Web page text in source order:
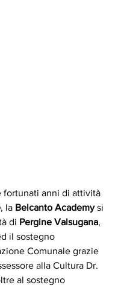
fortunati anni di attività
, la Belcanto Academy si
di Pergine Valsugana,
il sostegno
Comunale grazie
alla Cultura Dr.
al sostegno